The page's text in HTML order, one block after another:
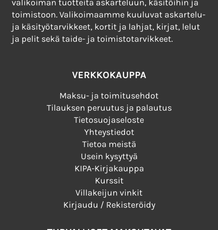
valikoiman tuotteita askarteluun, käsitöihin ja
toimistoon. Valikoimaamme kuuluvat askartelu-
ja käsityötarvikkeet, kortit ja lahjat, kirjat, lelut
ja pelit sekä taide- ja toimistotarvikkeet.
VERKKOKAUPPA
Maksu- ja toimitusehdot
Tilauksen peruutus ja palautus
Tietosuojaseloste
Yhteystiedot
Tietoa meistä
Usein kysyttyä
KIPA-Kirjakauppa
Kurssit
Villakeijun vinkit
Kirjaudu / Rekisteröidy